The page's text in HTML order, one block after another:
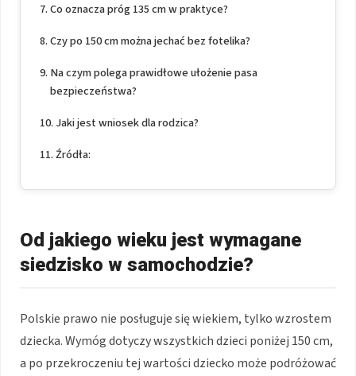
Co oznacza próg 135 cm w praktyce?
Czy po 150 cm można jechać bez fotelika?
Na czym polega prawidłowe ułożenie pasa
bezpieczeństwa?
Jaki jest wniosek dla rodzica?
Źródła:
Od jakiego wieku jest wymagane
siedzisko w samochodzie?
Polskie prawo nie posługuje się wiekiem, tylko wzrostem
dziecka. Wymóg dotyczy wszystkich dzieci poniżej 150 cm,
a po przekroczeniu tej wartości dziecko może podróżować